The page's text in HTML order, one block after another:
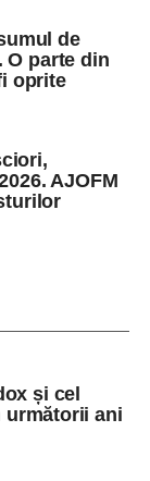
de
O parte din
oprite
AJOFM
și cel
următorii ani